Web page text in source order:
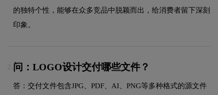
的独特个性，能够在众多竞品中脱颖而出，给消费者留下深刻
印象。
2. 问：LOGO设计交付哪些文件？
答：交付文件包含JPG、PDF、AI、PNG等多种格式的源文件